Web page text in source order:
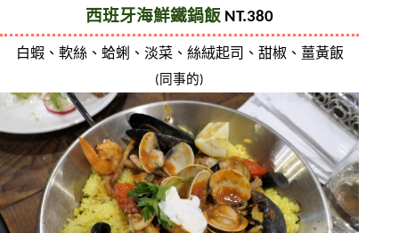
西班牙海鮮鐵鍋飯 NT.380
白蝦、軟絲、蛤蜊、淡菜、絲絨起司、甜椒、薑黃飯
(同事的)